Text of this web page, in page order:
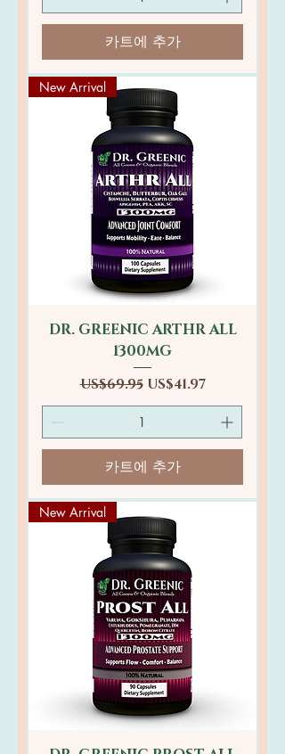
카트에 추가
New Arrival
DR. GREENIC ARTHR ALL
1300MG
일반가
US$69.95 할인가
US$41.97
카트에 추가
New Arrival